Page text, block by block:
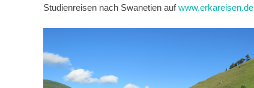
Studienreisen nach Swanetien aufwww.erkareisen.de